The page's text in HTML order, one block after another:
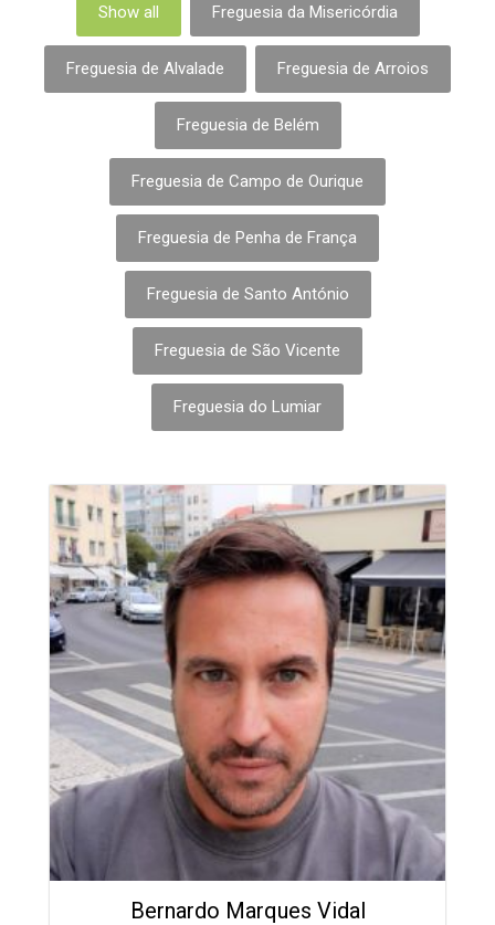
Show all Freguesia da Misericórdia
Freguesia de Alvalade Freguesia de Arroios
Freguesia de Belém
Freguesia de Campo de Ourique
Freguesia de Penha de França
Freguesia de Santo António
Freguesia de São Vicente
Freguesia do Lumiar
Bernardo Marques Vidal